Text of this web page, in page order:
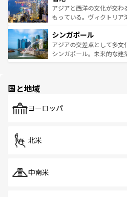
ひ現地で味わいたい。ど
が旅行者を迎えてくれるの
参照してほしい。
帯で自然と触れ合い、南
いビーチでリゾート気分を
激する。気候は一年中温暖
が待っている。親しみや
た文化、そして多様な観光
アジアと西洋の文化が交
もっている。ヴィクトリア
み、どこを訪れても感動す
ており、効率よく見どこ
うな絶景から文化的な体験
シンガポール
アジアの交差点として多
シンガポール。未来的な建
で、ホーカーズは地元の風
国と地域
ヨーロッパ
北米
中南米